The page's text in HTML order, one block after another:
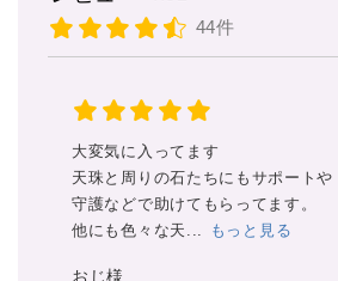
44件
大変気に入ってます
天珠と周りの石たちにもサポートや
守護などで助けてもらってます。
他にも色々な天...
もっと見る
おじ様